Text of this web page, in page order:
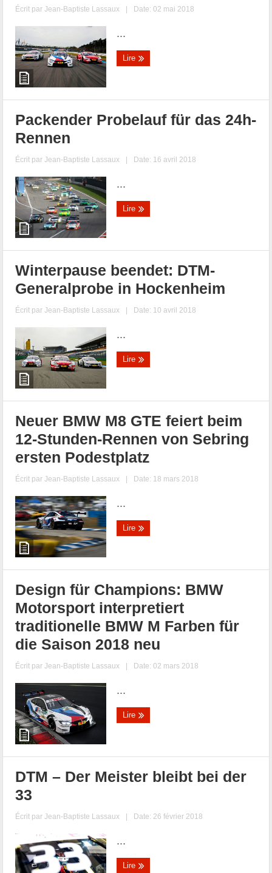
Écrit parJean-Baptiste Lassaux | Date: 02 mai 2018
...
Lire
Packender Probelauf für das 24h-
Rennen
Écrit parJean-Baptiste Lassaux | Date: 16 avril 2018
...
Lire
Winterpause beendet: DTM-
Generalprobe in Hockenheim
Écrit parJean-Baptiste Lassaux | Date: 10 avril 2018
...
Lire
Neuer BMW M8 GTE feiert beim
12-Stunden-Rennen von Sebring
ersten Podestplatz
Écrit parJean-Baptiste Lassaux | Date: 18 mars 2018
...
Lire
Design für Champions: BMW
Motorsport interpretiert
traditionelle BMW M Farben für
die Saison 2018 neu
Écrit parJean-Baptiste Lassaux | Date: 02 mars 2018
...
Lire
DTM – Der Meister bleibt bei der
33
Écrit parJean-Baptiste Lassaux | Date: 26 février 2018
...
Lire